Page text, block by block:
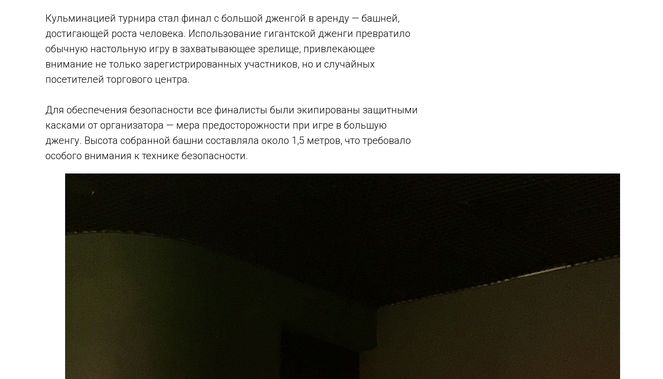
Кульминацией турнира стал финал с большой дженгой в аренду — башней,
достигающей роста человека. Использование гигантской дженги превратило
обычную настольную игру в захватывающее зрелище, привлекающее
внимание не только зарегистрированных участников, но и случайных
посетителей торгового центра.
Для обеспечения безопасности все финалисты были экипированы защитными
касками от организатора — мера предосторожности при игре в большую
дженгу. Высота собранной башни составляла около 1,5 метров, что требовало
особого внимания к технике безопасности.